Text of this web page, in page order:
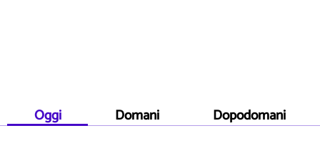
Oggi Domani Dopodomani